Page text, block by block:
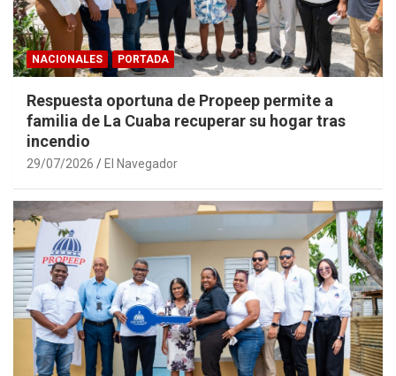
NACIONALES PORTADA
Respuesta oportuna de Propeep permite a
familia de La Cuaba recuperar su hogar tras
incendio
29/07/2026 El Navegador